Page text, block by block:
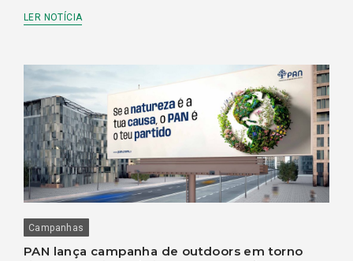
LER NOTÍCIA
Campanhas
PAN lança campanha de outdoors em torno